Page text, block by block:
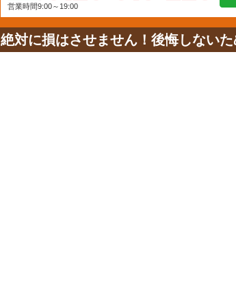
営業時間9:00～19:00
絶対に損はさせません！後悔しない